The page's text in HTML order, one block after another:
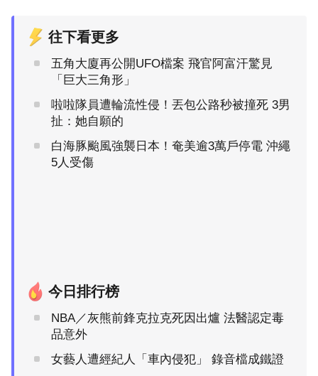
往下看更多
五角大廈再公開UFO檔案 飛官阿富汗驚見
「巨大三角形」
啦啦隊員遭輪流性侵！丟包公路秒被撞死 3男
扯：她自願的
白海豚颱風強襲日本！奄美逾3萬戶停電 沖繩
5人受傷
今日排行榜
NBA／灰熊前鋒克拉克死因出爐 法醫認定毒
品意外
女藝人遭經紀人「車內侵犯」 錄音檔成鐵證